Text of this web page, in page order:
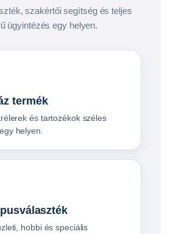
szakértői segítség és teljes
ügyintézés egy helyen.
termék
és tartozékok széles
helyen.
hobbi és speciális